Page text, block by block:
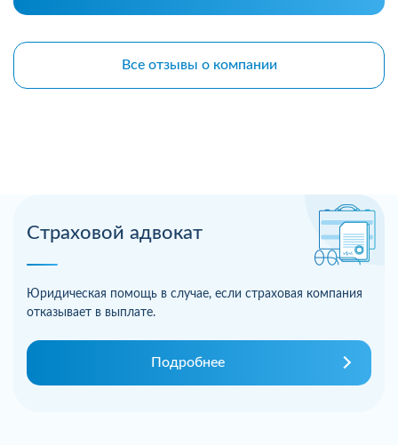
Страховой адвокат
Юридическая помощь в случае, если страховая компания
отказывает в выплате.
Подробнее
Все отзывы о компании